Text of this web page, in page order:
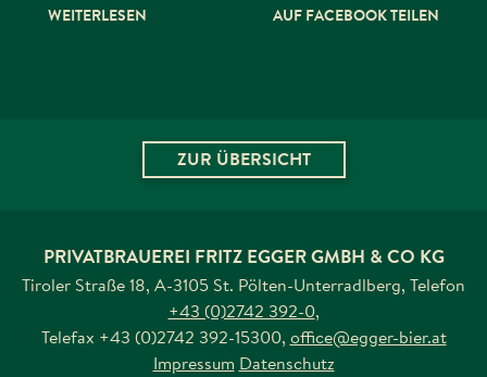
WEITERLESEN AUF FACEBOOK TEILEN
ZUR ÜBERSICHT
PRIVATBRAUEREI FRITZ EGGER GMBH & CO KG
Tiroler Straße 18, A-3105 St. Pölten-Unterradlberg, Telefon
+43 (0)2742 392-0,
Telefax +43 (0)2742 392-15300, office@egger-bier.at
Impressum Datenschutz